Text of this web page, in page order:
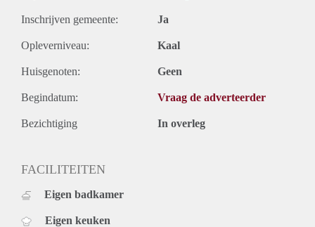
Inschrijven gemeente: Ja
Opleverniveau: Kaal
Huisgenoten: Geen
Begindatum: Vraag de adverteerder
Bezichtiging In overleg
FACILITEITEN
Eigen badkamer
Eigen keuken